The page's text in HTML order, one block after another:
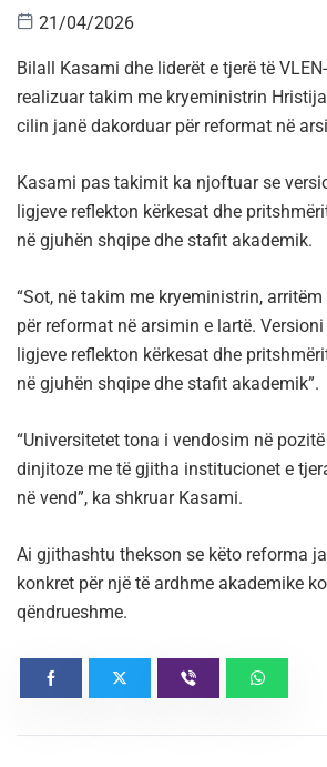
21/04/2026
Bilall Kasami dhe liderët e tjerë të
realizuar takim me kryeministrin
cilin janë dakorduar për reformat në
Kasami pas takimit ka njoftuar se
ligjeve reflekton kërkesat dhe
në gjuhën shqipe dhe stafit akademik.
“Sot, në takim me kryeministrin,
për reformat në arsimin e lartë.
ligjeve reflekton kërkesat dhe
në gjuhën shqipe dhe stafit akademik”.
“Universitetet tona i vendosim në
dinjitoze me të gjitha institucionet e
në vend”, ka shkruar Kasami.
Ai gjithashtu thekson se këto reforma
konkret për një të ardhme akademike
qëndrueshme.